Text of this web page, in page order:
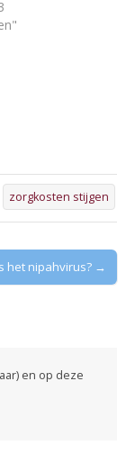
zorgkosten stijgen
het nipahvirus? →
en op deze